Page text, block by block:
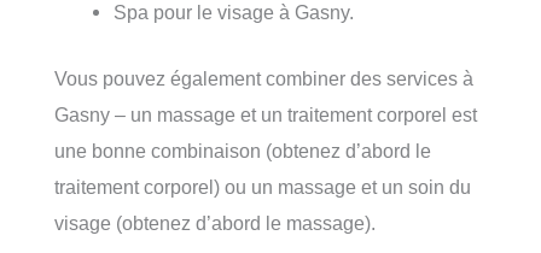
Spa pour le visage à Gasny.
Vous pouvez également combiner des services à
Gasny – un massage et un traitement corporel est
une bonne combinaison (obtenez d’abord le
traitement corporel) ou un massage et un soin du
visage (obtenez d’abord le massage).